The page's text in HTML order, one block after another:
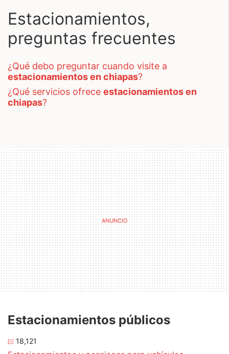
Estacionamientos,
preguntas frecuentes
¿qué debo preguntar cuando visite a
estacionamientos en chiapas?
¿qué servicios ofrece estacionamientos en
chiapas?
Estacionamientos públicos
18,121